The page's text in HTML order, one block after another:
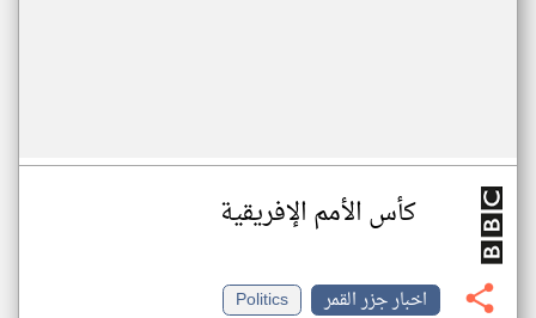
كأس الأمم الإفريقية
اخبار جزر القمر
Politics